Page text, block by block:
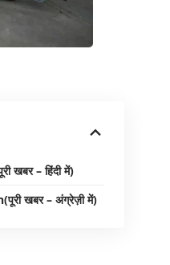
खबर – हिंदी में)
खबर – अंग्रेज़ी में)